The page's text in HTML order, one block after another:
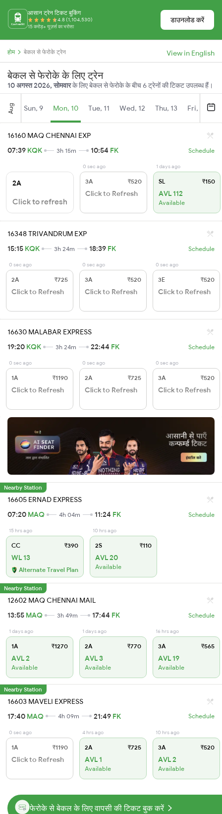
आसान ट्रेन टिकट बुकिंग
4.8 (1,104,530)
15 करोड़+ यूज़र्स का भरोसा
डाउनलोड करें
होम बेकल से फेरोके ट्रेन View in English
बेकल से फेरोके के लिए ट्रेन
10 अगस्त 2026, सोमवारके लिए बेकल से फेरोके के बीच 6 ट्रेनों की टिकट उपलब्ध हैं।
Aug Sun, 9 Mon, 10 Tue, 11 Wed, 12 Thu, 13 Fri, 14
16160 MAQ CHENNAI EXP
07:39 KQK 3h 15m 10:54 FK Schedule
2A
Click to refresh
0 sec ago
3A ₹520
Click to Refresh
1 days ago
SL ₹150
AVL 112
Available
16348 TRIVANDRUM EXP
15:15 KQK 3h 24m 18:39 FK Schedule
0 sec ago
2A ₹725
Click to Refresh
0 sec ago
3A ₹520
Click to Refresh
0 sec ago
3E ₹520
Click to Refresh
16630 MALABAR EXPRESS
19:20 KQK 3h 24m 22:44 FK Schedule
0 sec ago
1A ₹1190
Click to Refresh
0 sec ago
2A ₹725
Click to Refresh
0 sec ago
3A ₹520
Click to Refresh
Nearby Station
16605 ERNAD EXPRESS
07:20 MAQ 4h 04m 11:24 FK Schedule
15 hrs ago
CC ₹390
WL 13
Alternate Travel Plan
10 hrs ago
2S ₹110
AVL 20
Available
Nearby Station
12602 MAQ CHENNAI MAIL
13:55 MAQ 3h 49m 17:44 FK Schedule
1 days ago
1A ₹1270
AVL 2
Available
1 days ago
2A ₹770
AVL 3
Available
16 hrs ago
3A ₹565
AVL 19
Available
Nearby Station
16603 MAVELI EXPRESS
17:40 MAQ 4h 09m 21:49 FK Schedule
0 sec ago
1A ₹1190
Click to Refresh
4 hrs ago
2A ₹725
AVL 1
Available
10 hrs ago
3A ₹520
AVL 2
Available
फेरोके से बेकल के लिए वापसी की टिकट बुक करें